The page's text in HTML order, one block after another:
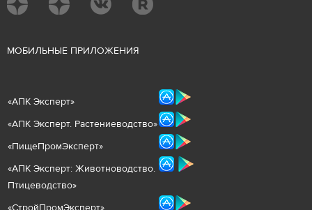
МОБИЛЬНЫЕ ПРИЛОЖЕНИЯ
«АПК Эксперт»
«АПК Эксперт. Растениеводство»
«ПищеПромЭксперт»
«АПК Эксперт: Животноводство.
Птицеводство»